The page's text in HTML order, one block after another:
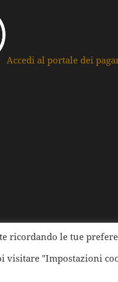
Accedi al portale dei
di Ravenna | Tutti i
ricordando le tue
visitare "Impostazioni